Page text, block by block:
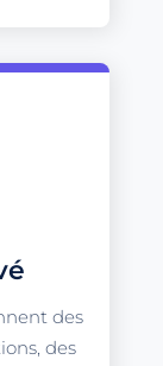
des
des